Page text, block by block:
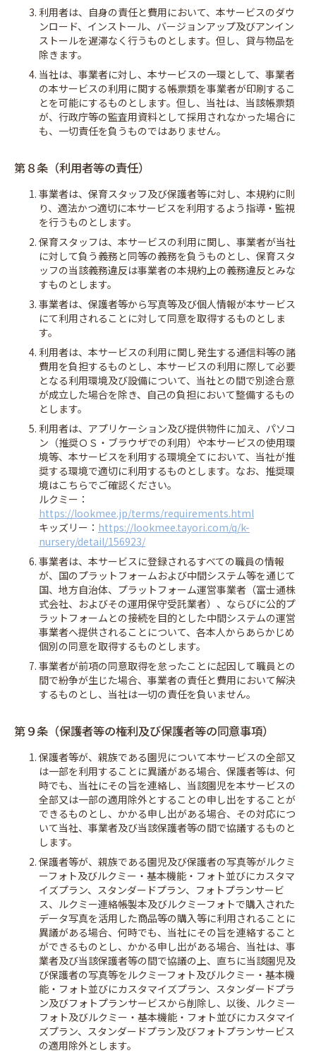
3. 利用者は、自身の責任と費用において、本サービスのダウ
ンロード、インストール、バージョンアップ及びアンイン
ストールを遅滞なく行うものとします。但し、貸与物品を
除きます。
4. 当社は、事業者に対し、本サービスの一環として、事業者
の本サービスの利用に関する帳票類を事業者が印刷するこ
とを可能にするものとします。但し、当社は、当該帳票類
が、行政庁等の監査用資料として採用されなかった場合に
も、一切責任を負うものではありません。
第８条（利用者等の責任）
1. 事業者は、保育スタッフ及び保護者等に対し、本規約に則
り、適法かつ適切に本サービスを利用するよう指導・監視
を行うものとします。
2. 保育スタッフは、本サービスの利用に関し、事業者が当社
に対して負う義務と同等の義務を負うものとし、保育スタ
ッフの当該義務違反は事業者の本規約上の義務違反とみな
すものとします。
3. 事業者は、保護者等から写真等及び個人情報が本サービス
にて利用されることに対して同意を取得するものとしま
す。
4. 利用者は、本サービスの利用に関し発生する通信料等の諸
費用を負担するものとし、本サービスの利用に際して必要
となる利用環境及び設備について、当社との間で別途合意
が成立した場合を除き、自己の負担において整備するもの
とします。
5. 利用者は、アプリケーション及び提供物件に加え、パソコ
ン（推奨ＯＳ・ブラウザでの利用）や本サービスの使用環
境等、本サービスを利用する環境全てにおいて、当社が推
奨する環境で適切に利用するものとします。なお、推奨環
境はこちらでご確認ください。
ルクミー：
https://lookmee.jp/terms/requirements.html
キッズリー： https://lookmee.tayori.com/q/k-
nursery/detail/156923/
6. 事業者は、本サービスに登録されるすべての職員の情報
が、国のプラットフォームおよび中間システム等を通じて
国、地方自治体、プラットフォーム運営事業者（富士通株
式会社、およびその運用保守受託業者）、ならびに公的プ
ラットフォームとの接続を目的とした中間システムの運営
事業者へ提供されることについて、各本人からあらかじめ
個別の同意を取得するものとします。
7. 事業者が前項の同意取得を怠ったことに起因して職員との
間で紛争が生じた場合、事業者の責任と費用において解決
するものとし、当社は一切の責任を負いません。
第９条（保護者等の権利及び保護者等の同意事項）
1. 保護者等が、親族である園児について本サービスの全部又
は一部を利用することに異議がある場合、保護者等は、何
時でも、当社にその旨を連絡し、当該園児を本サービスの
全部又は一部の適用除外とすることの申し出をすることが
できるものとし、かかる申し出がある場合、その対応につ
いて当社、事業者及び当該保護者等の間で協議するものと
します。
2. 保護者等が、親族である園児及び保護者の写真等がルクミ
ーフォト及びルクミー・基本機能・フォト並びにカスタマ
イズプラン、スタンダードプラン、フォトプランサービ
ス、ルクミー連絡帳製本及びルクミーフォトで購入された
データ写真を活用した商品等の購入等に利用されることに
異議がある場合、何時でも、当社にその旨を連絡すること
ができるものとし、かかる申し出がある場合、当社は、事
業者及び当該保護者等の間で協議の上、直ちに当該園児及
び保護者の写真等をルクミーフォト及びルクミー・基本機
能・フォト並びにカスタマイズプラン、スタンダードプラ
ン及びフォトプランサービスから削除し、以後、ルクミー
フォト及びルクミー・基本機能・フォト並びにカスタマイ
ズプラン、スタンダードプラン及びフォトプランサービス
の適用除外とします。